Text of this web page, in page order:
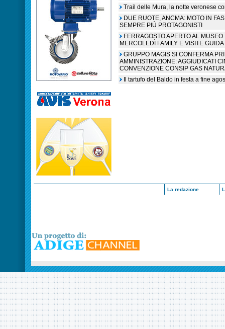
Trail delle Mura, la notte veronese
DUE RUOTE, ANCMA: MOTO IN
SEMPRE PIÙ PROTAGONISTI
FERRAGOSTO APERTO AL
MERCOLEDÌ FAMILY E VISITE
GRUPPO MAGIS SI CONFERMA
AMMINISTRAZIONE: AGGIUDICATI
CONVENZIONE CONSIP GAS
Il tartufo del Baldo in festa a fine
La redazione